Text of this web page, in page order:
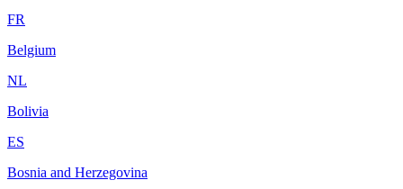
FR
Belgium
NL
Bolivia
ES
Bosnia and Herzegovina